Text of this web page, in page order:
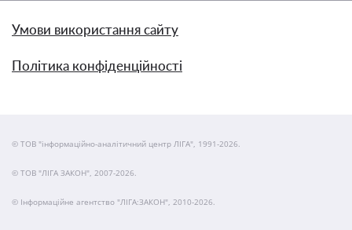
Умови використання сайту
Політика конфіденційності
© ТОВ "інформаційно-аналітичний центр ЛІГА", 1991-2026.
© ТОВ "ЛІГА ЗАКОН", 2007-2026.
© Інформаційне агентство "ЛІГА:ЗАКОН", 2010-2026.